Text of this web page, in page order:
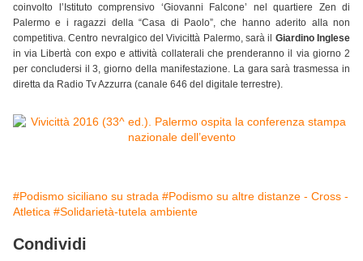
coinvolto l’Istituto comprensivo ‘Giovanni Falcone’ nel quartiere Zen di
Palermo e i ragazzi della “Casa di Paolo”, che hanno aderito alla non
competitiva. Centro nevralgico del Vivicittà Palermo, sarà il Giardino Inglese
in via Libertà con expo e attività collaterali che prenderanno il via giorno 2
per concludersi il 3, giorno della manifestazione. La gara sarà trasmessa in
diretta da Radio Tv Azzurra (canale 646 del digitale terrestre).
#Podismo siciliano su strada #Podismo su altre distanze - Cross -
Atletica #Solidarietà-tutela ambiente
Condividi